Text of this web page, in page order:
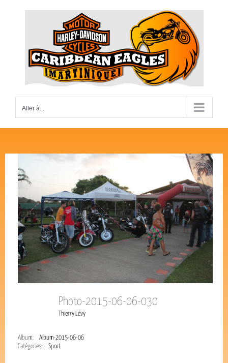
Aller à...
Photo-2015-06-06-030
Thierry Lévy
Album:
Album-2015-06-06
Catégories:
Sport